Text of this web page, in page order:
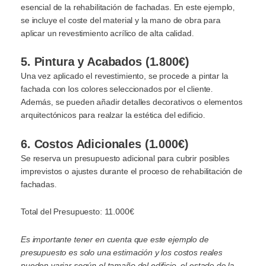
esencial de la rehabilitación de fachadas. En este ejemplo,
se incluye el coste del material y la mano de obra para
aplicar un revestimiento acrílico de alta calidad.
5. Pintura y Acabados (1.800€)
Una vez aplicado el revestimiento, se procede a pintar la
fachada con los colores seleccionados por el cliente.
Además, se pueden añadir detalles decorativos o elementos
arquitectónicos para realzar la estética del edificio.
6. Costos Adicionales (1.000€)
Se reserva un presupuesto adicional para cubrir posibles
imprevistos o ajustes durante el proceso de rehabilitación de
fachadas.
Total del Presupuesto: 11.000€
Es importante tener en cuenta que este ejemplo de
presupuesto es solo una estimación y los costos reales